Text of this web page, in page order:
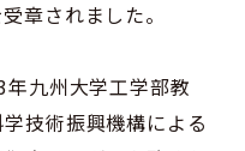
章されました。
九州大学工学部教
技術振興機構による